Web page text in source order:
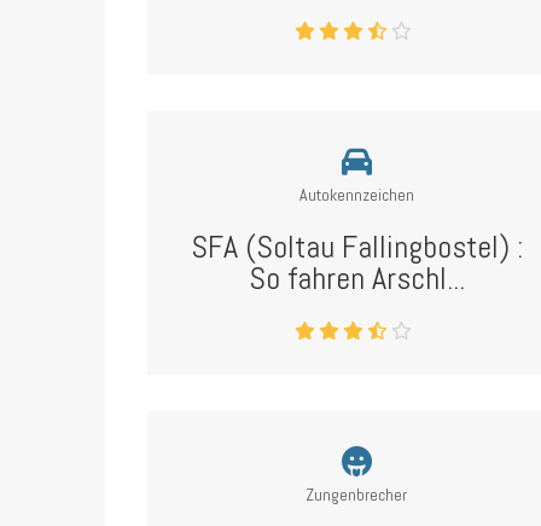
Autokennzeichen
SFA (Soltau Fallingbostel) :
So fahren Arschl...
Zungenbrecher